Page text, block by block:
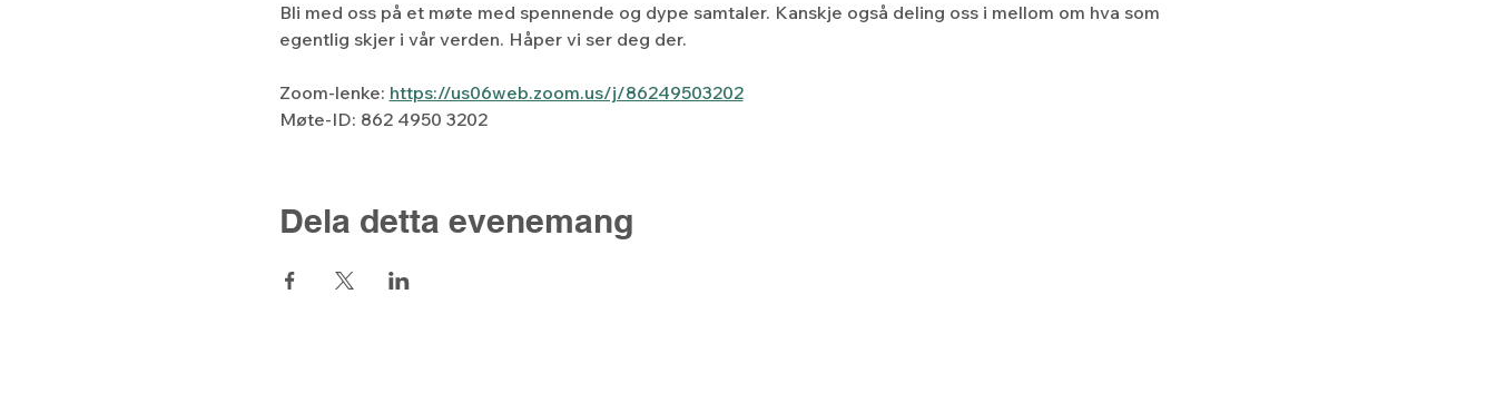
Bli med oss på et møte med spennende og dype samtaler. Kanskje også deling oss i mellom om hva som
egentlig skjer i vår verden. Håper vi ser deg der.
Zoom-lenke: https://us06web.zoom.us/j/86249503202
Møte-ID: 862 4950 3202
Dela detta evenemang